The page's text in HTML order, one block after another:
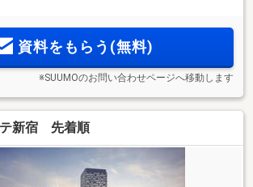
資料をもらう(無料)
※SUUMOのお問い合わせページへ移動します
新宿 先着順